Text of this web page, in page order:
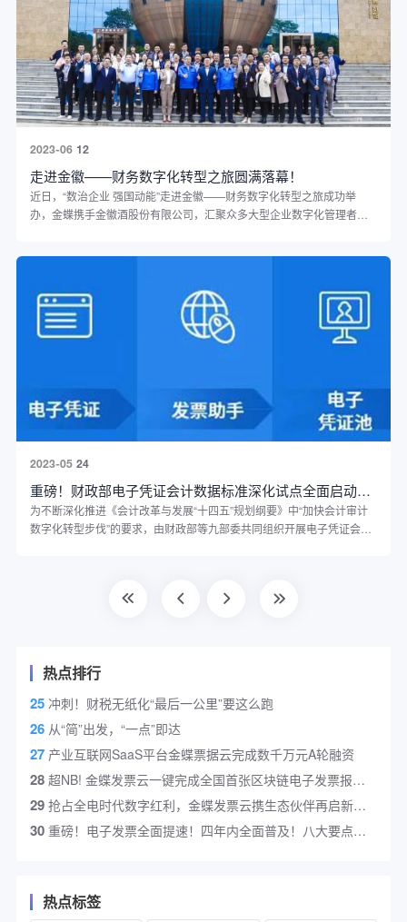
12
2023-06
走进金徽——财务数字化转型之旅圆满落幕！
近日，“数治企业 强国动能”走进金徽——财务数字化转型之旅成功举
办，金蝶携手金徽酒股份有限公司，汇聚众多大型企业数字化管理者，
24
2023-05
重磅！财政部电子凭证会计数据标准深化试点全面启动，内附工具包！
为不断深化推进《会计改革与发展“十四五”规划纲要》中“加快会计审计
数字化转型步伐”的要求，由财政部等九部委共同组织开展电子凭证会计
热点排行
25 冲刺！财税无纸化“最后一公里”要这么跑
26 从“简”出发，“一点”即达
27 产业互联网SaaS平台金蝶票据云完成数千万元A轮融资
28 超NB! 金蝶发票云一键完成全国首张区块链电子发票报销入账!
29 抢占全电时代数字红利，金蝶发票云携生态伙伴再启新征程
30 重磅！电子发票全面提速！四年内全面普及！八大要点！金蝶发票云深度解读
热点标签